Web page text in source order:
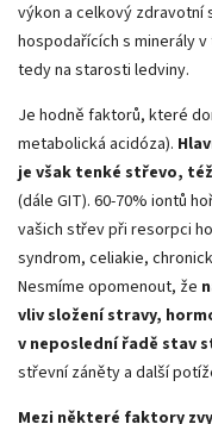
výkon a celkový zdravotní
hospodařících s minerály
tedy na starosti ledviny.
Je hodně faktorů, které
metabolická acidóza).
je však tenké střevo,
(dále GIT). 60-70% iontů
vašich střev při resorpci
syndrom, celiakie,
Nesmíme opomenout, že
vliv složení stravy,
v neposlední řadě stav
střevní záněty a další
Mezi některé faktory